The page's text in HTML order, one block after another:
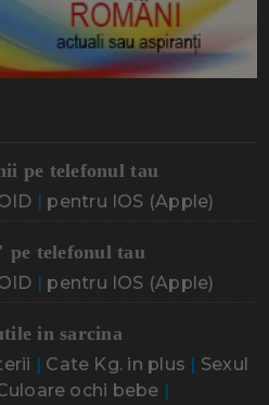
pe telefonul tau
| pentru IOS (Apple)
telefonul tau
| pentru IOS (Apple)
in sarcina
| Cate Kg. in plus | Sexul
ochi bebe |